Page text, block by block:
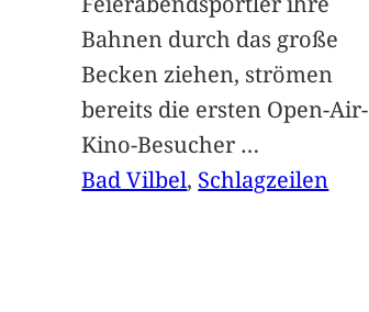
Bahnen durch das große
Becken ziehen, strömen
bereits die ersten Open-Air-
Kino-Besucher …
Bad Vilbel, Schlagzeilen